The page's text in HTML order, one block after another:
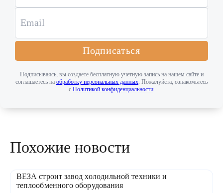
Подписаться
Подписываясь, вы создаете бесплатную учетную запись на нашем сайте и
соглашаетесь на обработку персональных данных . Пожалуйста, ознакомьтесь
с Политикой конфиденциальности.
Похожие новости
ВЕЗА строит завод холодильной техники и
теплообменного оборудования